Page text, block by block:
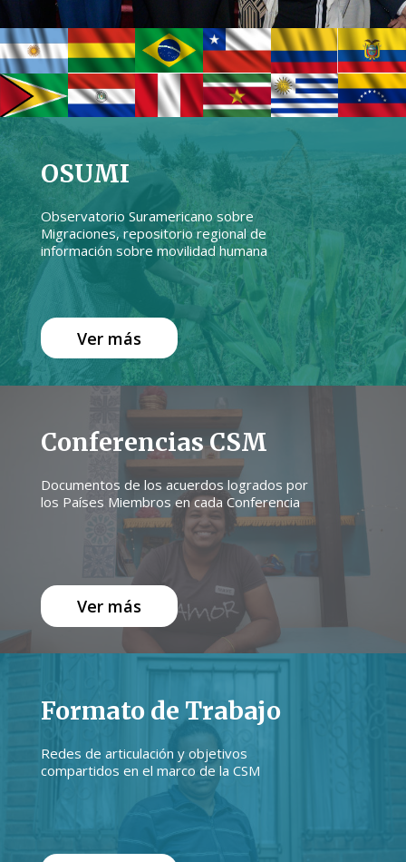
OSUMI
Observatorio Suramericano sobre
Migraciones, repositorio regional de
información sobre movilidad humana
Ver más
Conferencias CSM
Documentos de los acuerdos logrados por
los Países Miembros en cada Conferencia
Ver más
Formato de Trabajo
Redes de articulación y objetivos
compartidos en el marco de la CSM